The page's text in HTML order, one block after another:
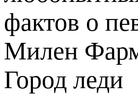
фактов о
Милен
Город леди